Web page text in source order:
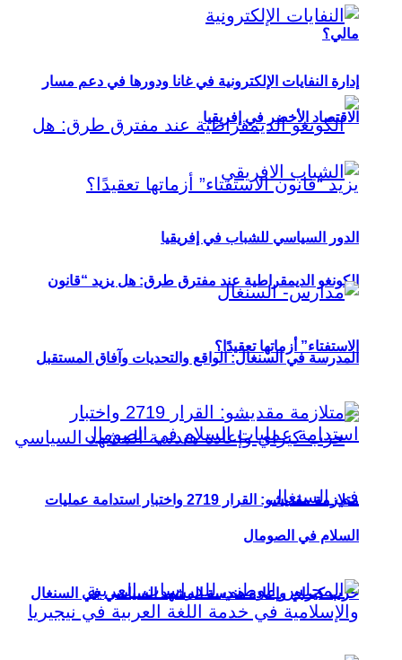
مالي؟
الكونغو الديمقراطية عند مفترق طرق: هل يزيد “قانون
الاستفتاء” أزماتها تعقيدًا؟
حزب كيراي وإعادة هندسة المشهد السياسي في السنغال
إدارة النفايات الإلكترونية في غانا ودورها في دعم مسار
الاقتصاد الأخضر في إفريقيا
الدور السياسي للشباب في إفريقيا
المدرسة في السنغال: الواقع والتحديات وآفاق المستقبل
متلازمة مقديشو: القرار 2719 واختبار استدامة عمليات
السلام في الصومال